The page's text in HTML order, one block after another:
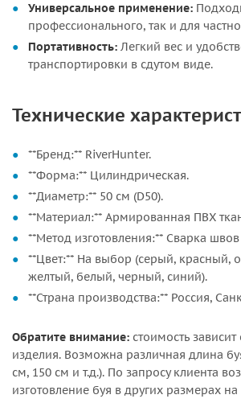
Универсальное применение:
профессионального, так и для
Портативность: Легкий вес и
транспортировки в сдутом виде.
Технические
**Бренд:** RiverHunter.
**Форма:** Цилиндрическая.
**Диаметр:** 50 см (D50).
**Материал:** Армированная ПВХ
**Метод изготовления:** Сварка
**Цвет:** На выбор (серый, красный,
желтый, белый, черный, синий).
**Страна производства:** Россия,
Обратите внимание: стоимость
изделия. Возможна различная длина
см, 150 см и т.д.). По запросу клиента
изготовление буя в других размерах на